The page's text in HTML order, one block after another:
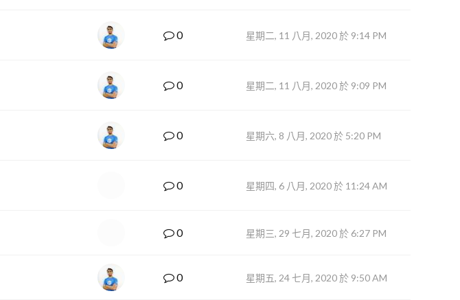
0 星期二, 11 八月, 2020 於 9:14 PM
0 星期二, 11 八月, 2020 於 9:09 PM
0 星期六, 8 八月, 2020 於 5:20 PM
0 星期四, 6 八月, 2020 於 11:24 AM
0 星期三, 29 七月, 2020 於 6:27 PM
0 星期五, 24 七月, 2020 於 9:50 AM